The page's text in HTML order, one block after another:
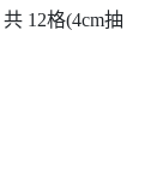
12格(4cm抽